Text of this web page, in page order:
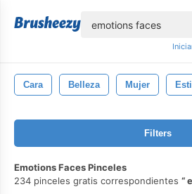
Cara Belleza Mujer
Filters
Emotions Faces Pinceles
234 pinceles gratis correspondientes